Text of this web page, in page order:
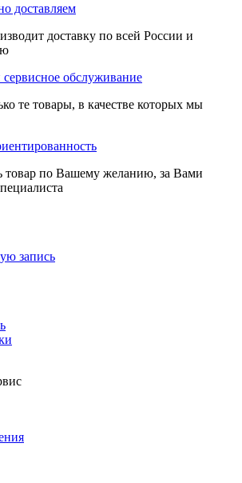
доставляем
доставку по всей России и
сервисное обслуживание
те товары, в качестве которых мы
товар по Вашему желанию, за Вами
запись